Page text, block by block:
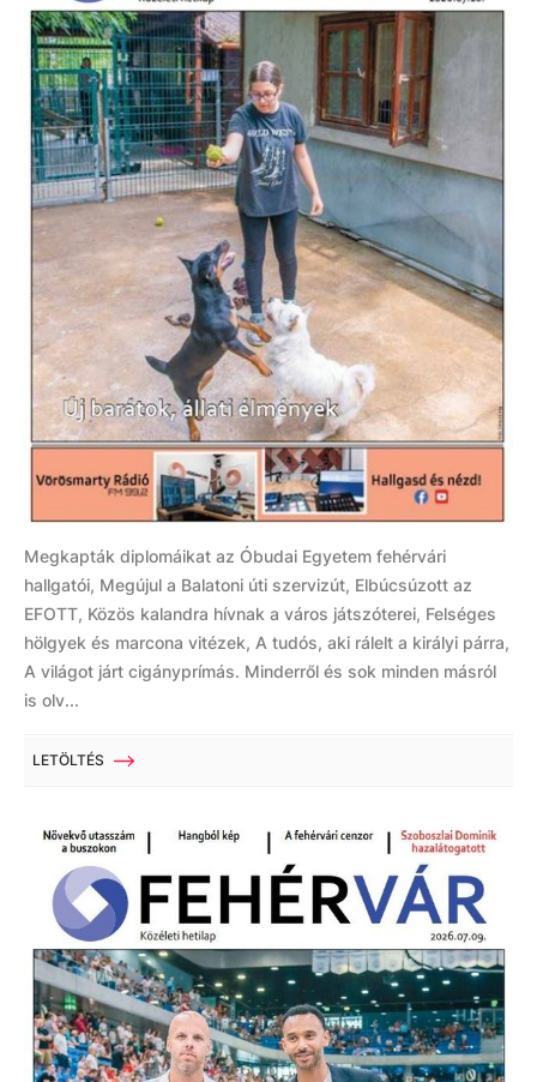
Megkapták diplomáikat az Óbudai Egyetem fehérvári
hallgatói, Megújul a Balatoni úti szervizút, Elbúcsúzott az
EFOTT, Közös kalandra hívnak a város játszóterei, Felséges
hölgyek és marcona vitézek, A tudós, aki rálelt a királyi párra,
A világot járt cigányprímás. Minderről és sok minden másról
is olv...
LETÖLTÉS